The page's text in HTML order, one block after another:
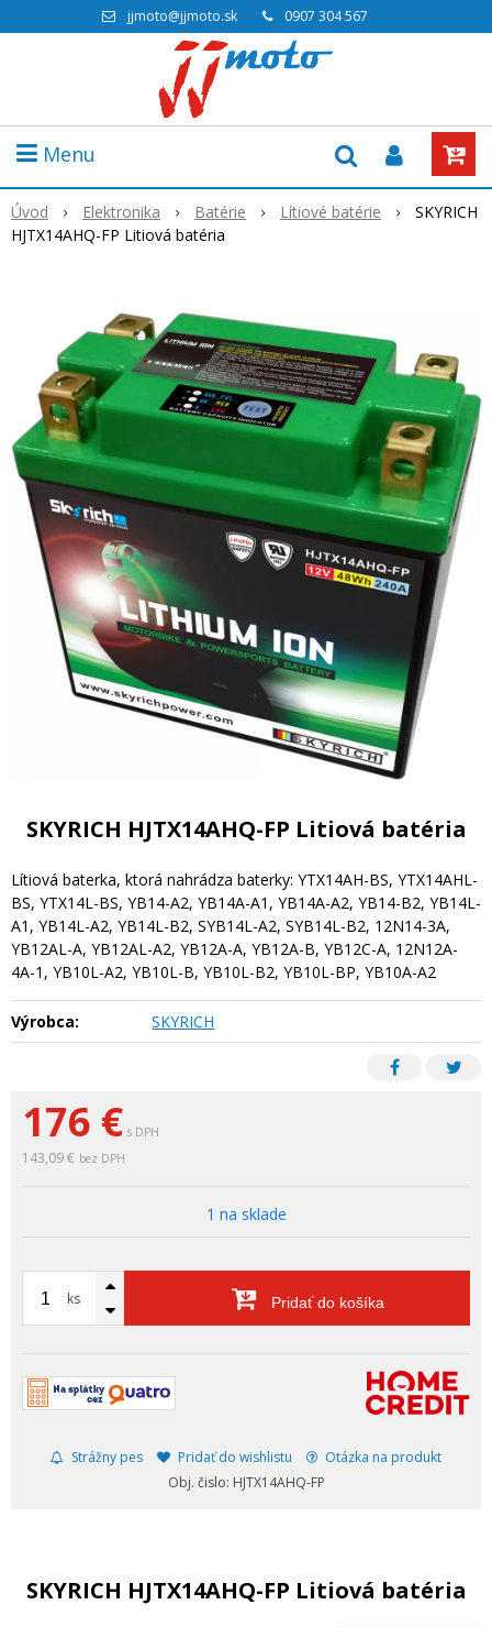
jjmoto@jjmoto.sk 0907 304 567
Menu
Úvod Elektronika Batérie Lítiové batérie
SKYRICH
HJTX14AHQ-FP Litiová batéria
176 € s DPH
143,09 € bez DPH
1 na sklade
ks Pridať do košíka
Strážny pes Pridať do wishlistu
Otázka na produkt
Obj. čislo: HJTX14AHQ-FP
SKYRICH HJTX14AHQ-FP Litiová batéria
Lítiová baterka, ktorá nahrádza baterky: YTX14AH-BS, YTX14AHL-
BS, YTX14L-BS, YB14-A2, YB14A-A1, YB14A-A2, YB14-B2, YB14L-
A1, YB14L-A2, YB14L-B2, SYB14L-A2, SYB14L-B2, 12N14-3A,
YB12AL-A, YB12AL-A2, YB12A-A, YB12A-B, YB12C-A, 12N12A-
4A-1, YB10L-A2, YB10L-B, YB10L-B2, YB10L-BP, YB10A-A2
Výrobca: SKYRICH
SKYRICH HJTX14AHQ-FP Litiová batéria